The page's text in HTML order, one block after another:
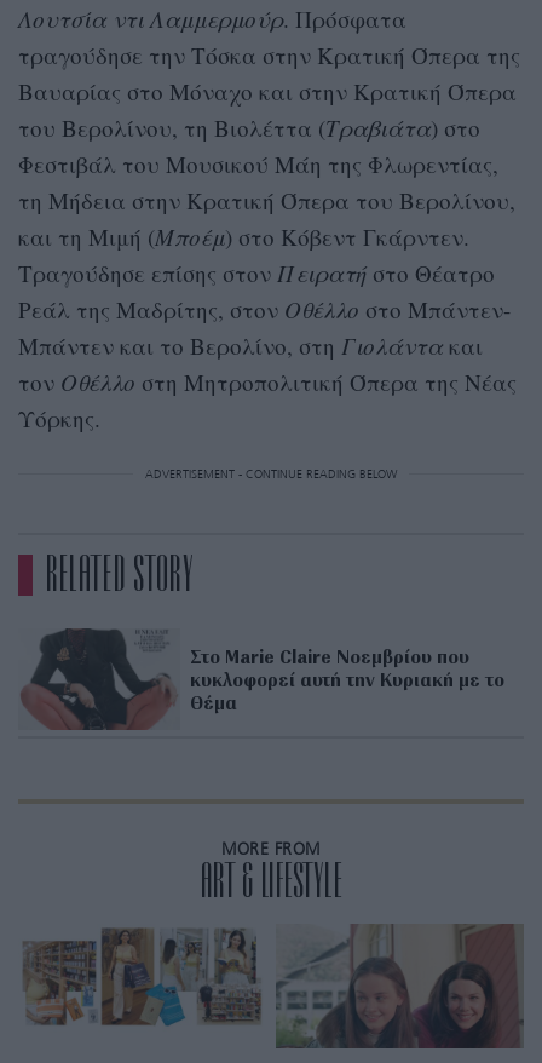
Λουτσία ντι Λαμμερμούρ. Πρόσφατα
τραγούδησε την Τόσκα στην Κρατική Όπερα της
Βαυαρίας στο Μόναχο και στην Κρατική Όπερα
του Βερολίνου, τη Bιολέττα (Τραβιάτα) στο
Φεστιβάλ του Μουσικού Μάη της Φλωρεντίας,
τη Μήδεια στην Κρατική Όπερα του Βερολίνου,
και τη Mιμή (Μποέμ) στο Κόβεντ Γκάρντεν.
Τραγούδησε επίσης στον Πειρατή στο Θέατρο
Ρεάλ της Μαδρίτης, στον Οθέλλο στο Μπάντεν-
Μπάντεν και το Βερολίνο, στη Γιολάντα και
τον Οθέλλο στη Μητροπολιτική Όπερα της Νέας
Υόρκης.
ADVERTISEMENT - CONTINUE READING BELOW
RELATED STORY
Στο Marie Claire Νοεμβρίου που
κυκλοφορεί αυτή την Κυριακή με το
Θέμα
MORE FROM
ART & LIFESTYLE